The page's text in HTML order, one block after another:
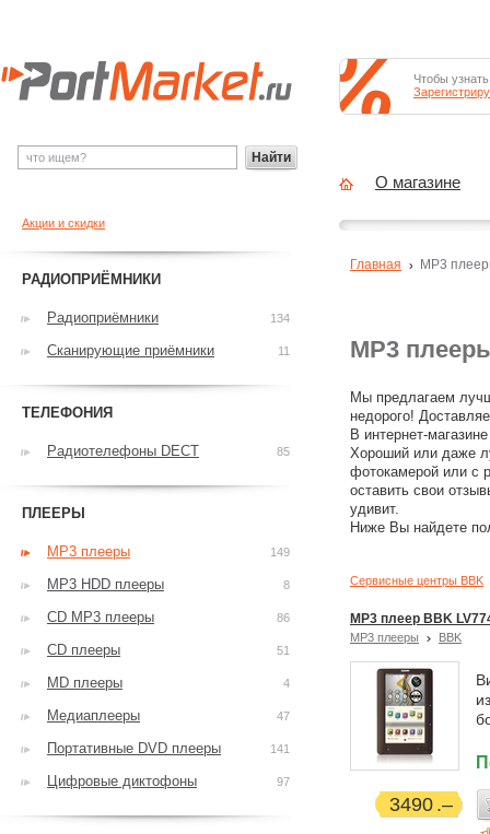
MP3
Мы предлагаем
недорого!
В интернет-
Хороший или даже
фотокамерой или с
оставить свои
удивит.
Ниже Вы найдете
Сервисные центры BBK
MP3 плеер BBK
MP3 плееры BBK
3490
Главная MP3
Акции и скидки
РАДИОПРИЁМНИКИ
Радиоприёмники 134
Сканирующие приёмники 11
ТЕЛЕФОНИЯ
Радиотелефоны DECT 85
ПЛЕЕРЫ
MP3 плееры 149
MP3 HDD плееры 8
CD MP3 плееры 86
CD плееры 51
MD плееры 4
Медиаплееры 47
Портативные DVD плееры 141
Цифровые диктофоны 97
Найти
Чтобы
О магазине